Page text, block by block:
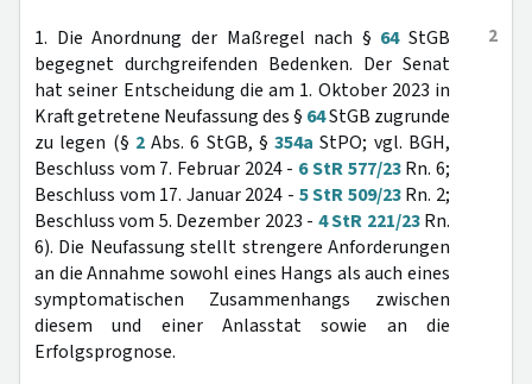
2
1. Die Anordnung der Maßregel nach § 64StGB
begegnet durchgreifenden Bedenken. Der Senat
hat seiner Entscheidung die am 1. Oktober 2023 in
Kraft getretene Neufassung des § 64StGB zugrunde
zu legen (§ 2Abs. 6 StGB, §354a StPO; vgl. BGH,
Beschluss vom 7. Februar 2024 - 6 StR 577/23Rn. 6;
Beschluss vom 17. Januar 2024 - 5 StR 509/23Rn. 2;
Beschluss vom 5. Dezember 2023 - 4 StR 221/23Rn.
6). Die Neufassung stellt strengere Anforderungen
an die Annahme sowohl eines Hangs als auch eines
symptomatischen Zusammenhangs zwischen
diesem und einer Anlasstat sowie an die
Erfolgsprognose.